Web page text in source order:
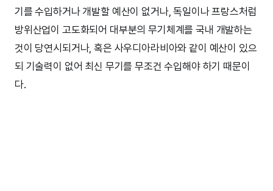
기를 수입하거나 개발할 예산이 없거나, 독일이나 프랑스처럼
방위산업이 고도화되어 대부분의 무기체계를 국내 개발하는
것이 당연시되거나, 혹은 사우디아라비아와 같이 예산이 있으
되 기술력이 없어 최신 무기를 무조건 수입해야 하기 때문이
다.